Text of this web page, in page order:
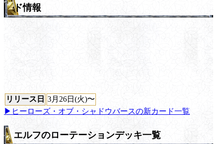
ド情報
リリース日 3月26日(火)〜
▶ヒーローズ・オブ・シャドウバースの新カード一覧
エルフのローテーションデッキ一覧